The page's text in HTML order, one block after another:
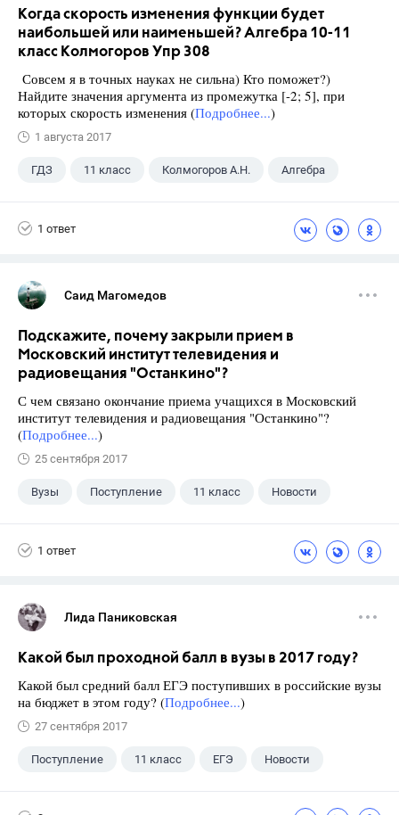
Когда скорость изменения функции будет
наибольшей или наименьшей? Алгебра 10-11
класс Колмогоров Упр 308
Совсем я в точных науках не сильна) Кто поможет?)
Найдите значения аргумента из промежутка [-2; 5], при
которых скорость изменения (Подробнее...)
1 августа 2017
ГДЗ 11 класс Колмогоров А.Н. Алгебра
1 ответ
Саид Магомедов
Подскажите, почему закрыли прием в
Московский институт телевидения и
радиовещания "Останкино"?
С чем связано окончание приема учащихся в Московский
институт телевидения и радиовещания "Останкино"?
(Подробнее...)
25 сентября 2017
Вузы Поступление 11 класс Новости
1 ответ
Лида Паниковская
Какой был проходной балл в вузы в 2017 году?
Какой был средний балл ЕГЭ поступивших в российские вузы
на бюджет в этом году? (Подробнее...)
27 сентября 2017
Поступление 11 класс ЕГЭ Новости